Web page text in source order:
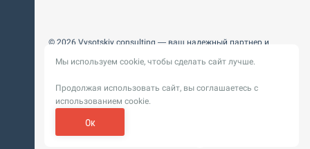
© 2026 Vysotskiy consulting — ваш надежный партнер и
Цифровизация, BIM, ИИ. Внедряем и оптимизируем
Пользовательское
соглашение
Политика обработки персональных
данных
Разработка сайта —
Мы используем cookie, чтобы сделать сайт лучше.
Продолжая использовать сайт, вы соглашаетесь с
использованием cookie.
Ок